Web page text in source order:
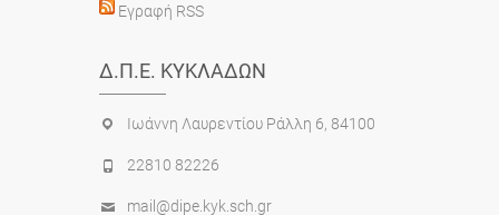
Εγραφή RSS
Δ.Π.Ε. ΚΥΚΛΆΔΩΝ
Ιωάννη Λαυρεντίου Ράλλη 6, 84100
22810 82226
mail@dipe.kyk.sch.gr